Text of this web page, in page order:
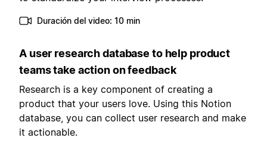
Duración del video: 10 min
A user research database to help product
teams take action on feedback
Research is a key component of creating a
product that your users love. Using this Notion
database, you can collect user research and make
it actionable.